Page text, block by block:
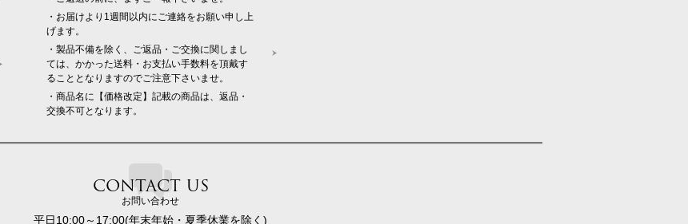
・お届けより1週間以内にご連絡をお願い申し上
げます。
・製品不備を除く、ご返品・ご交換に関しまし
ては、かかった送料・お支払い手数料を頂戴す
ることとなりますのでご注意下さいませ。
・商品名に【価格改定】記載の商品は、返品・
交換不可となります。
CONTACT US
お問い合わせ
平日10:00～17:00(年末年始・夏季休業を除く)